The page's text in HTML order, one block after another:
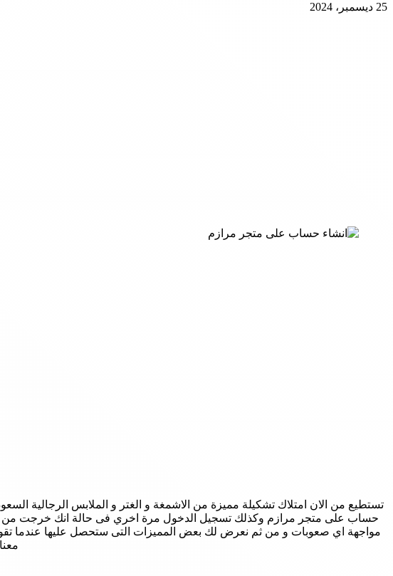
25 ديسمبر، 2024
تستطيع من الان امتلاك تشكيلة مميزة من الاشمغة و الغتر و الملابس الرجالية
حساب على متجر مرازم وكذلك تسجيل الدخول مرة اخري فى حالة انك خرجت من
مواجهة اي صعوبات و من ثم نعرض لك بعض المميزات التى ستحصل عليها عندما